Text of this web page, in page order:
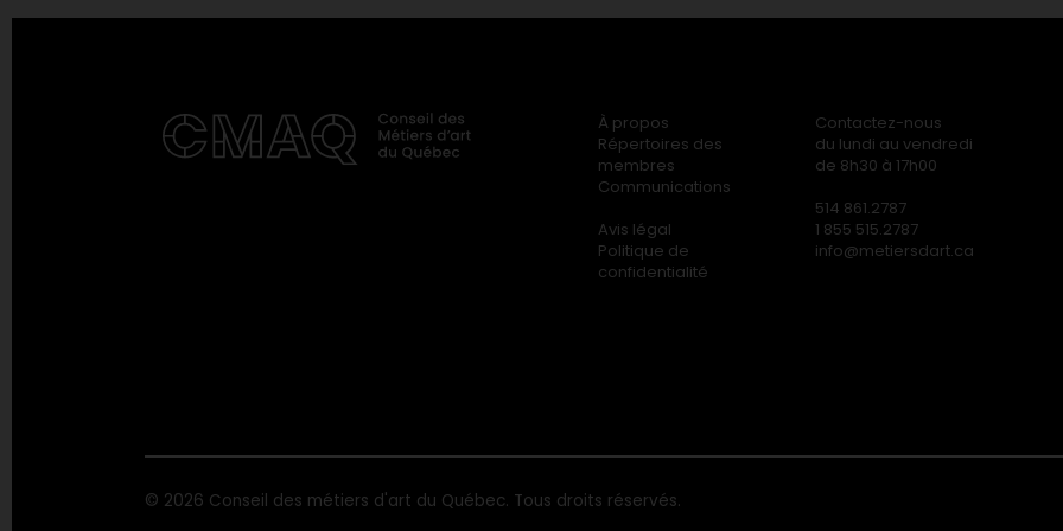
À propos
Répertoires des
membres
Communications
Avis légal
Politique de
confidentialité
Contactez-nous
du lundi au vendredi
de 8h30 à 17h00
514 861.2787
1 855 515.2787
info@metiersdart.ca
© 2026 Conseil des métiers d'art du Québec. Tous droits réservés.